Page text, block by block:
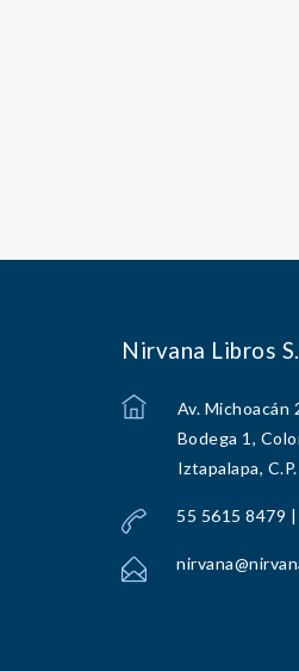
Nirvana Libros
Av. Michoacán
Bodega 1,
Iztapalapa,
55 5615 8479